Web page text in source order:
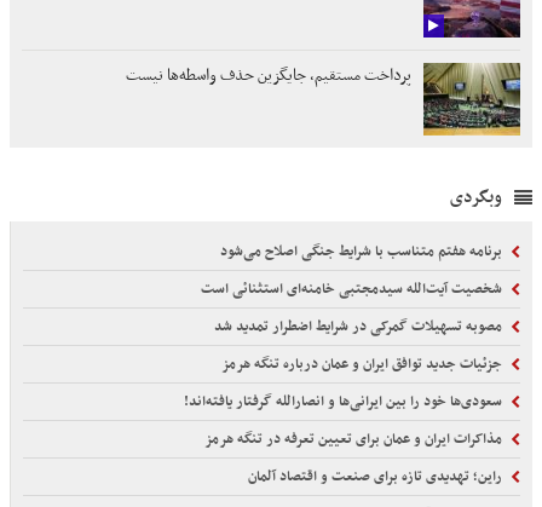
پرداخت مستقیم، جایگزین حذف واسطه‌ها نیست
وبگردی
برنامه هفتم متناسب با شرایط جنگی اصلاح می‌شود
شخصیت آیت‌الله سیدمجتبی خامنه‌ای استثنائی است
مصوبه تسهیلات گمرکی در شرایط اضطرار تمدید شد
جزئیات جدید توافق ایران و عمان درباره تنگه هرمز
سعودی‌ها خود را بین ایرانی‌ها و انصارالله گرفتار یافته‌اند!
مذاکرات ایران و عمان برای تعیین تعرفه در تنگه هرمز
راین؛ تهدیدی تازه برای صنعت و اقتصاد آلمان